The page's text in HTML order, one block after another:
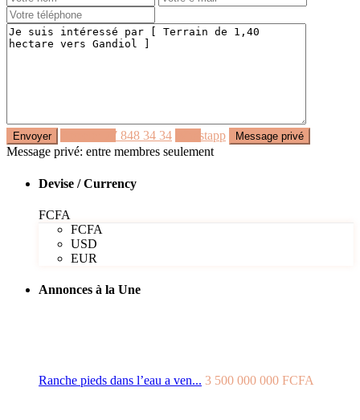
77 848 34 34
Whastapp
Message privé: entre membres seulement
Devise / Currency
FCFA
FCFA
USD
EUR
Annonces à la Une
Ranche pieds dans l’eau a ven... 3 500 000 000 FCFA